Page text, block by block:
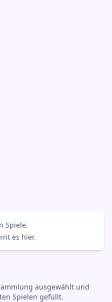
Spiele.
es hier.
ausgewählt und
Spielen gefüllt.